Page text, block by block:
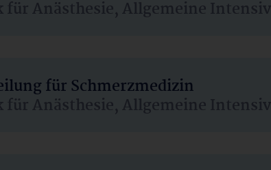
Anästhesie, Allgemeine
für Schmerzmedizin
Anästhesie, Allgemeine